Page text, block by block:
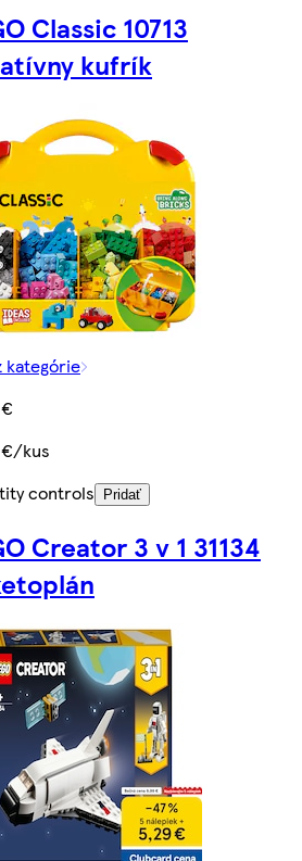
Classic 10713
kufrík
kategórie
€/kus
controls
Pridať
Creator 3 v 1 31134